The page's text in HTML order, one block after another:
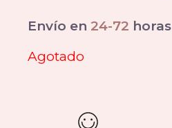
Envío en 24-72 horas
Agotado